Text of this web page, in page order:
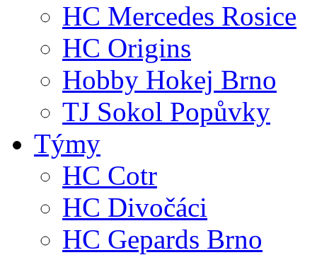
HC Mercedes Rosice
HC Origins
Hobby Hokej Brno
TJ Sokol Popůvky
Týmy
HC Cotr
HC Divočáci
HC Gepards Brno